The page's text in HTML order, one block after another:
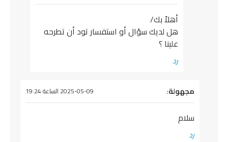
أهلاً بك/
هل لديك سؤال أو استفسار تود أن تطرحه
علينا ؟
رد
يقول
مجهولة: 2025-05-09 الساعة 19:24
سلام
رد